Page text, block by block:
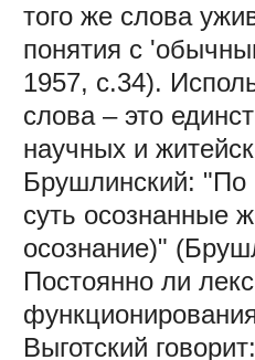
того же слова
понятия с
1957, с.34).
слова – это
научных и
Брушлинский: "По
суть осознанные
осознание)"
Постоянно ли
Выготский